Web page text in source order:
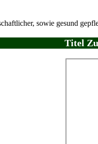
sowie gesund
Titel